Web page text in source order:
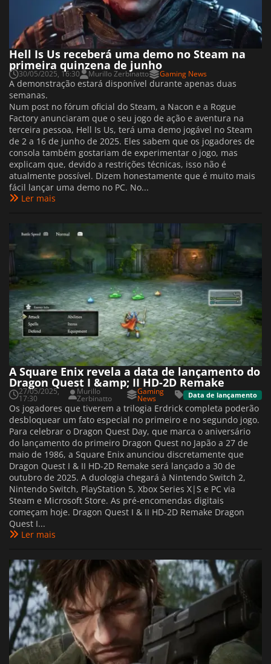
Hell Is Us receberá uma demo no Steam na
primeira quinzena de junho
30/05/2025, 16:30 Murillo Zerbinatto Gaming News
A demonstração estará disponível durante apenas duas
semanas.
Num post no fórum oficial do Steam, a Nacon e a Rogue
Factory anunciaram que o seu jogo de ação e aventura na
terceira pessoa, Hell Is Us, terá uma demo jogável no Steam
de 2 a 16 de junho de 2025. Eles sabem que os jogadores de
consola também gostariam de experimentar o jogo, mas
explicam que, devido a restrições técnicas, isso não é
atualmente possível. Dizem honestamente que é muito mais
fácil lançar uma demo no PC. No...
Ler mais
A Square Enix revela a data de lançamento do
Dragon Quest I &amp; II HD-2D Remake
27/05/2025,
17:30
Murillo
Zerbinatto
Gaming
News Data de lançamento
Os jogadores que tiverem a trilogia Erdrick completa poderão
desbloquear um fato especial no primeiro e no segundo jogo.
Para celebrar o Dragon Quest Day, que marca o aniversário
do lançamento do primeiro Dragon Quest no Japão a 27 de
maio de 1986, a Square Enix anunciou discretamente que
Dragon Quest I & II HD-2D Remake será lançado a 30 de
outubro de 2025. A duologia chegará à Nintendo Switch 2,
Nintendo Switch, PlayStation 5, Xbox Series X|S e PC via
Steam e Microsoft Store. As pré-encomendas digitais
começam hoje. Dragon Quest I & II HD-2D Remake Dragon
Quest I...
Ler mais